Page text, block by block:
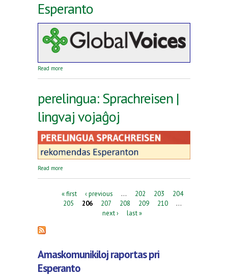
Esperanto
Read more
perelingua: Sprachreisen |
lingvaj vojaĝoj
Read more
Pages« first ‹ previous … 202 203
204
205
206 207 208 209 210
…
next ›
last »
Amaskomunikiloj raportas pri
Esperanto